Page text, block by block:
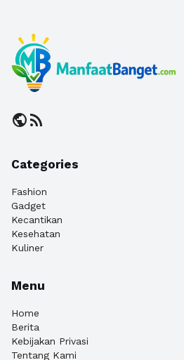
publicrss_feed
Categories
Fashion
Gadget
Kecantikan
Kesehatan
Kuliner
Menu
Home
Berita
Kebijakan Privasi
Tentang Kami